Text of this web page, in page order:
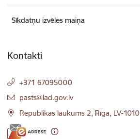
Sīkdatņu izvēles maiņa
Kontakti
+371 67095000
E-pasts:
pasts@lad.gov.lv
Republikas laukums 2, Rīga, LV-1010